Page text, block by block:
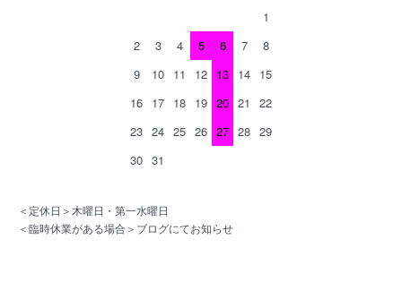
1
2
3 4 5 6 7
8
9
10 11 12 13 14 15
16 17 18 19 20 21
22
23 24 25 26 27 28 29
30 31
＜定休日＞木曜日・第一水曜日
＜臨時休業がある場合＞ブログにてお知らせ